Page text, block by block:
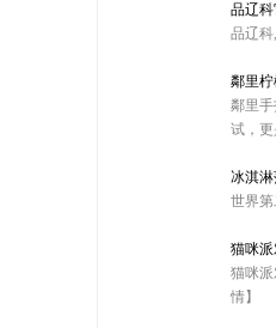
品辽科
品辽科
鄰里
鄰里
试，更
冰淇
世界
猫咪派
猫咪
情】